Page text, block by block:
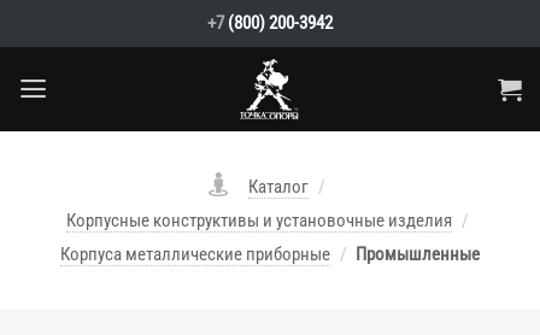
to
content
+7 (800) 200-3942
Каталог /
Корпусные конструктивы и установочные изделия /
Корпуса металлические приборные / Промышленные